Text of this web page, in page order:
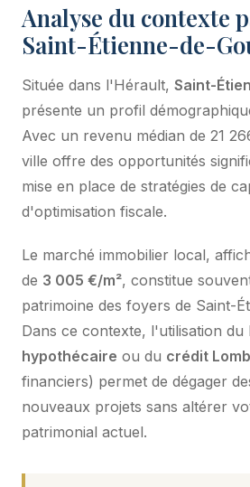
Analyse du contexte
Saint-Étienne-de-
Située dans l'Hérault, Saint-
présente un profil
Avec un revenu médian de 21
ville offre des opportunités
mise en place de stratégies de
d'optimisation fiscale.
Le marché immobilier local,
de 3 005 €/m², constitue
patrimoine des foyers de Saint-
Dans ce contexte, l'utilisation du
hypothécaire ou du crédit
financiers) permet de dégager
nouveaux projets sans altérer
patrimonial actuel.